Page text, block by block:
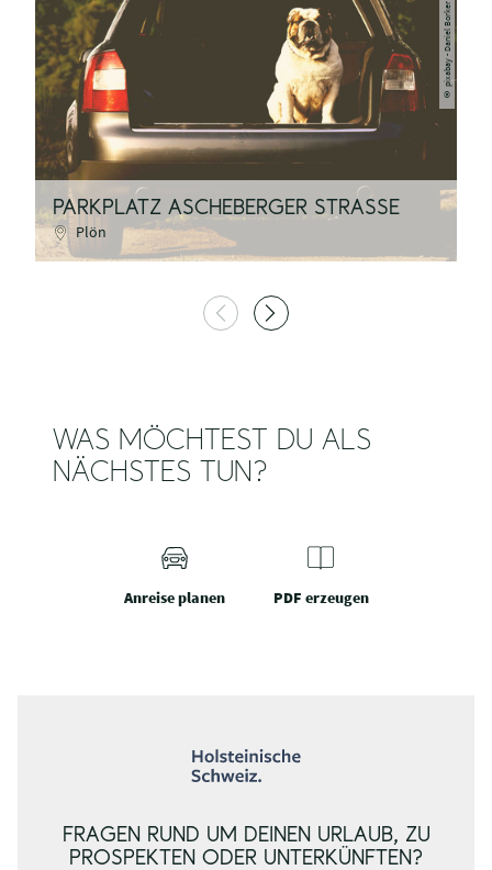
PARKPLATZ ASCHEBERGER STRASSE
Plön
©
pixabay - Daniel Borker
WAS MÖCHTEST DU ALS
NÄCHSTES TUN?
Anreise planen PDF erzeugen
FRAGEN RUND UM DEINEN URLAUB, ZU
PROSPEKTEN ODER UNTERKÜNFTEN?